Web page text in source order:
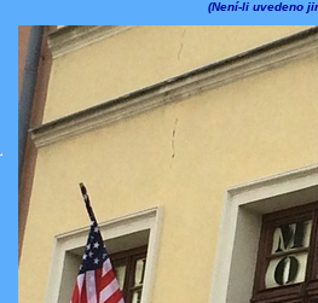
(Není-li uvedeno